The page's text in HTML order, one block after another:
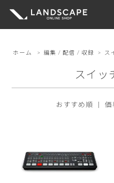
ホーム > 編集 / 配信 / 収録 > ス
スイッ
おすすめ順 |価